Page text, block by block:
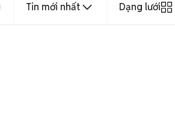
Tin mới nhất Dạng lưới